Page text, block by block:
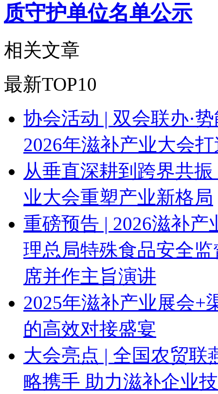
质守护单位名单公示
相关文章
最新TOP10
协会活动 | 双会联办·
2026年滋补产业大会
从垂直深耕到跨界共
业大会重塑产业新格局
重磅预告 | 2026滋补
理总局特殊食品安全
席并作主旨演讲
2025年滋补产业展会+
的高效对接盛宴
大会亮点 | 全国农贸联
略携手 助力滋补企业